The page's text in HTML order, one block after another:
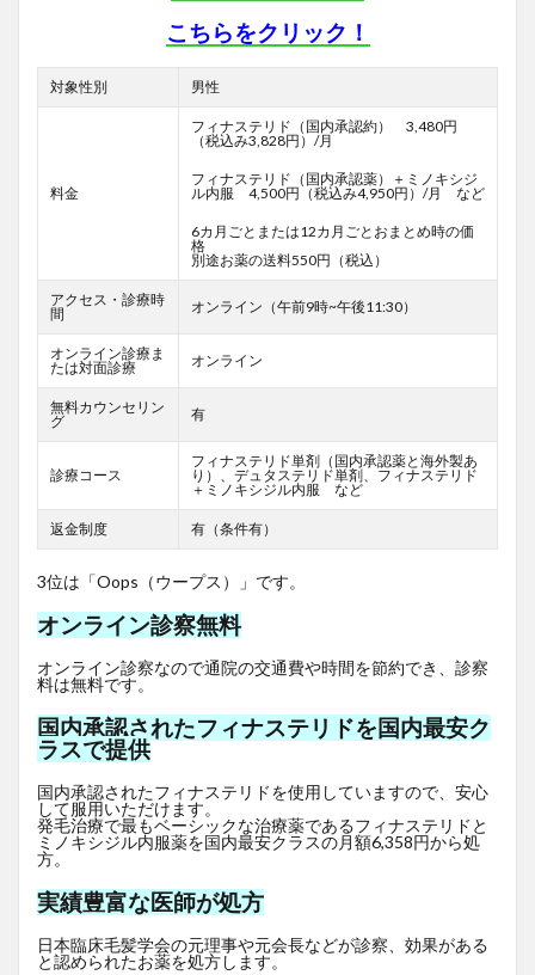
こちらをクリック！
対象性別 男性
料金
フィナステリド（国内承認約） 3,480円
（税込み3,828円）/月
フィナステリド（国内承認薬）＋ミノキシジ
ル内服 4,500円（税込み4,950円）/月 など
6カ月ごとまたは12カ月ごとおまとめ時の価
格
別途お薬の送料550円（税込）
アクセス・診療時
間
オンライン（午前9時~午後11:30）
オンライン診療ま
たは対面診療
オンライン
無料カウンセリン
グ
有
診療コース
フィナステリド単剤（国内承認薬と海外製あ
り）、デュタステリド単剤、フィナステリド
＋ミノキシジル内服 など
返金制度 有（条件有）
3位は「Oops（ウープス）」です。
オンライン診察無料
オンライン診察なので通院の交通費や時間を節約でき、診察
料は無料です。
国内承認されたフィナステリドを国内最安ク
ラスで提供
国内承認されたフィナステリドを使用していますので、安心
して服用いただけます。
発毛治療で最もベーシックな治療薬であるフィナステリドと
ミノキシジル内服薬を国内最安クラスの月額6,358円から処
方。
実績豊富な医師が処方
日本臨床毛髪学会の元理事や元会長などが診察、効果がある
と認められたお薬を処方します。